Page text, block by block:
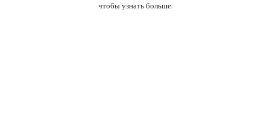
чтобы узнать больше.